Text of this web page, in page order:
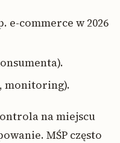
e-commerce w 2026
monitoring).
na miejscu
MŚP często